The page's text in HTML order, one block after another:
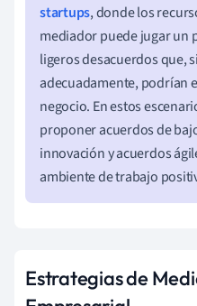
startups, donde los
mediador puede jugar un
ligeros desacuerdos que,
adecuadamente, podrían
negocio. En estos
proponer acuerdos de
innovación y acuerdos
ambiente de trabajo
Estrategias de